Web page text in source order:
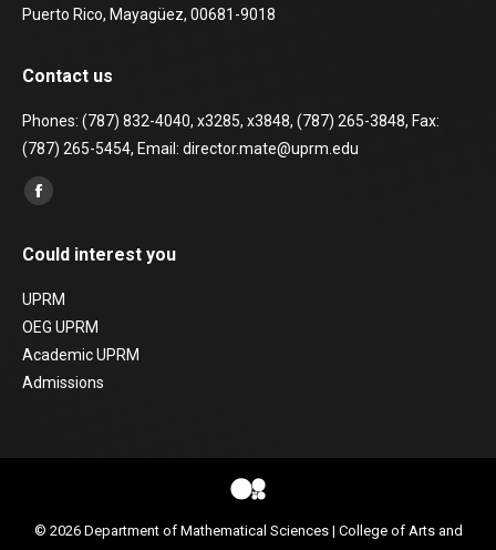
Puerto Rico, Mayagüez, 00681-9018
Contact us
Phones: (787) 832-4040, x3285, x3848, (787) 265-3848, Fax:
(787) 265-5454, Email: director.mate@uprm.edu
Find us on:
Facebook
opens
in
new
window
Could interest you
UPRM
OEG UPRM
Academic UPRM
Admissions
© 2026 Department of Mathematical Sciences| College of Arts and